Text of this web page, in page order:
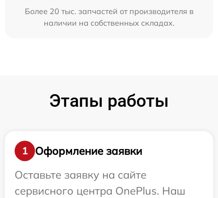
Более 20 тыс. запчастей от производителя в
наличии на собственных складах.
Этапы работы
1
Оформление заявки
Оставьте заявку на сайте
сервисного центра OnePlus. Наш